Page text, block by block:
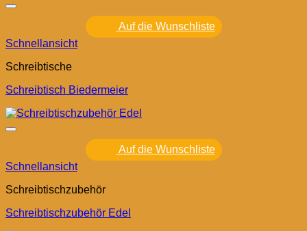
Auf die Wunschliste
Schnellansicht
Schreibtische
Schreibtisch Biedermeier
Auf die Wunschliste
Schnellansicht
Schreibtischzubehör
Schreibtischzubehör Edel